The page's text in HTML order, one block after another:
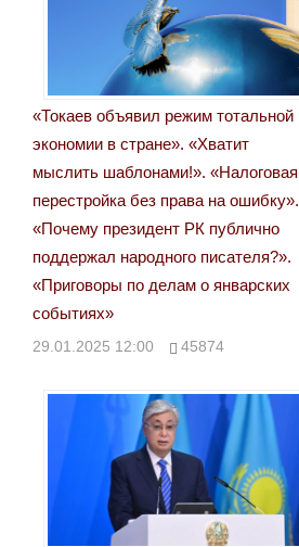
«Токаев объявил режим тотальной
экономии в стране». «Хватит
мыслить шаблонами!». «Налоговая
перестройка без права на ошибку».
«Почему президент РК публично
поддержал народного писателя?».
«Приговоры по делам о январских
событиях»
29.01.2025 12:00 45874